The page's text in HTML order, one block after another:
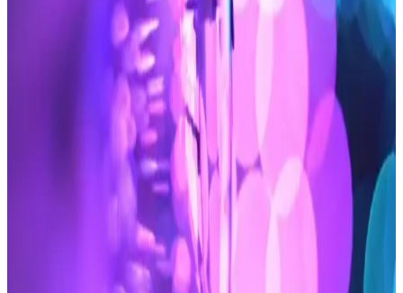
Veet'in hassas ciltler için geliştirilmiş ağda ürünleri, yatıştırıcı
içerikleriyle tahrişi azaltır, doğru kullanım ve bakım önerileriyle
güvenli epilasyon sağlar.
Marketlerde Satılan Bıyık Ağdası: Kullanımı,
Özellikleri ve Pratik Yüz Bakımı Yöntemleri
Marketlerde bulunan bıyık ağdaları, kolay kullanımı ve güvenli
yapısıyla yüz kıllarını pratik şekilde almanızı sağlar. Evde bakım için
ideal, ekonomik ve etkili epilasyon seçeneği sunar.
2025'te Migros'ta Ağda Banı Seçimiyle Pürüzsüz
Migros'ta 2025'in en iyi ağda banı modelleri ve kullanım ipuçlarıyla
pürüzsüz cilde kavuşun. Hemen keşfedin!